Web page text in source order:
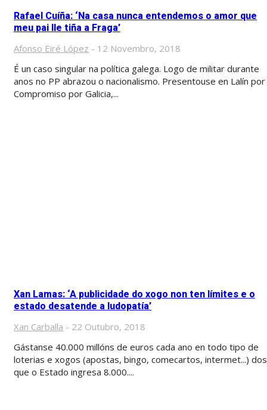
Rafael Cuíña: ‘Na casa nunca entendemos o amor que
meu pai lle tiña a Fraga’
Afonso Eiré López - 12 Novembro, 2018
É un caso singular na política galega. Logo de militar durante
anos no PP abrazou o nacionalismo. Presentouse en Lalín por
Compromiso por Galicia,...
Xan Lamas: ‘A publicidade do xogo non ten límites e o
estado desatende a ludopatía’
Xan Carballa - 22 Outubro, 2018
Gástanse 40.000 millóns de euros cada ano en todo tipo de
loterias e xogos (apostas, bingo, comecartos, intermet...) dos
que o Estado ingresa 8.000....